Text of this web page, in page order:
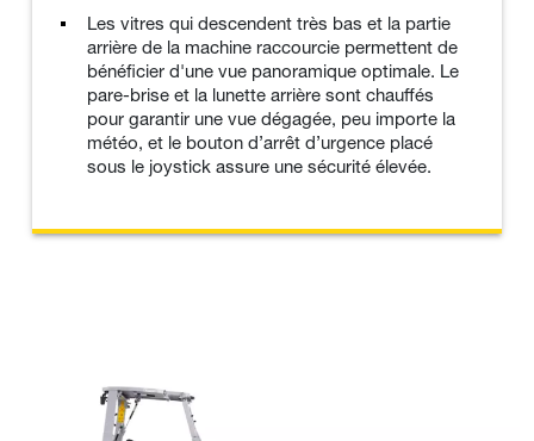
Les vitres qui descendent très bas et la partie
arrière de la machine raccourcie permettent de
bénéficier d'une vue panoramique optimale. Le
pare-brise et la lunette arrière sont chauffés
pour garantir une vue dégagée, peu importe la
météo, et le bouton d’arrêt d’urgence placé
sous le joystick assure une sécurité élevée.